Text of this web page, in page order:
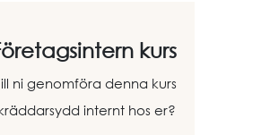
kurs
ni genomföra denna kurs
internt hos er?